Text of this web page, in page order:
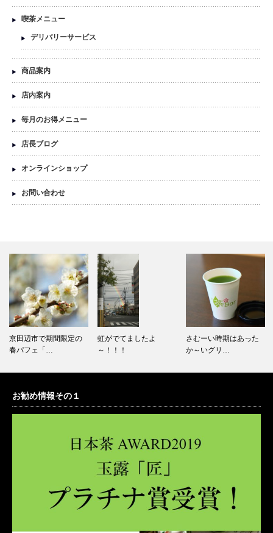
喫茶メニュー
デリバリーサービス
商品案内
店内案内
毎月のお得メニュー
店長ブログ
オンラインショップ
お問い合わせ
定の
虹がでてましたよ
～！！！
さむーい時期はあった
今年も高校生が
紅茶を販売…
お勧め情報その１